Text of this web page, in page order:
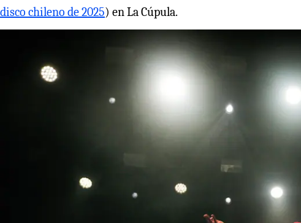
disco chileno de 2025) en La Cúpula.